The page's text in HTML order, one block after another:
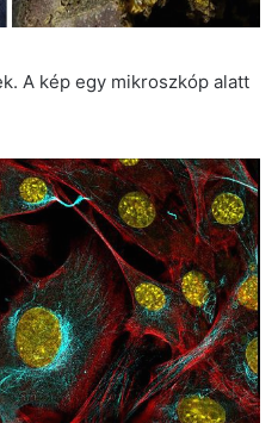
A kép egy mikroszkóp alatt